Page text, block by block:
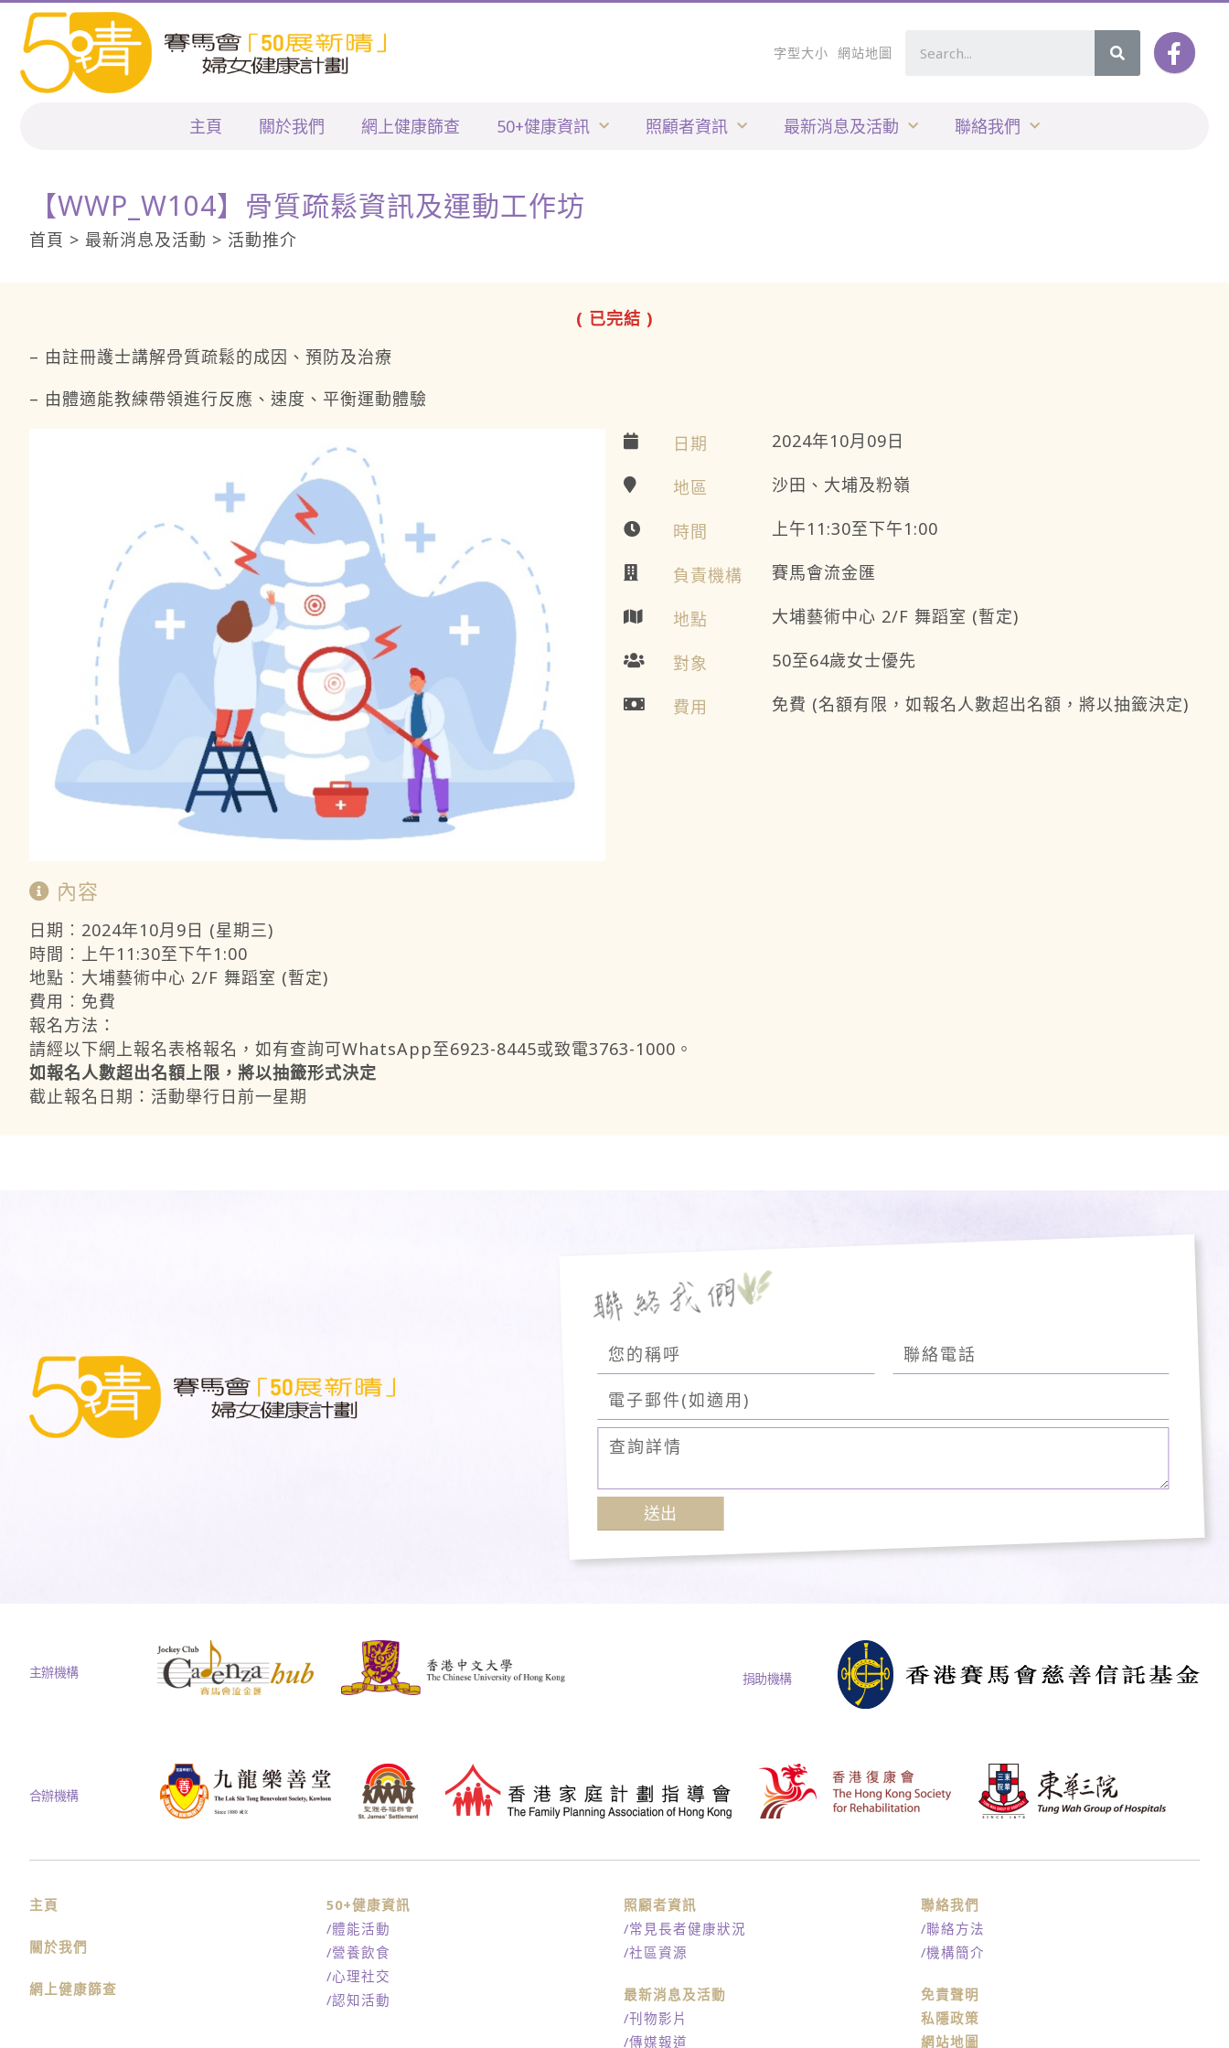
字型大小 網站地圖
主頁 關於我們 網上健康篩查 50+健康資訊 照顧者資訊 最新消息及活動 聯絡我們
【WWP_W104】骨質疏鬆資訊及運動工作坊
首頁 > 最新消息及活動 > 活動推介
( 已完結 )
– 由註冊護士講解骨質疏鬆的成因、預防及治療
– 由體適能教練帶領進行反應、速度、平衡運動體驗
日期 2024年10月09日
地區 沙田、大埔及粉嶺
時間 上午11:30至下午1:00
負責機構 賽馬會流金匯
地點 大埔藝術中心 2/F 舞蹈室 (暫定)
對象 50至64歲女士優先
費用 免費 (名額有限，如報名人數超出名額，將以抽籤決定)
內容
日期︰2024年10月9日 (星期三)
時間︰上午11:30至下午1:00
地點︰大埔藝術中心 2/F 舞蹈室 (暫定)
費用︰免費
報名方法：
請經以下網上報名表格報名，如有查詢可WhatsApp至6923-8445或致電3763-1000。
如報名人數超出名額上限，將以抽籤形式決定
截止報名日期：活動舉行日前一星期
主辦機構 捐助機構
合辦機構
主頁
關於我們
網上健康篩查
50+健康資訊
/體能活動
/營養飲食
/心理社交
/認知活動
照顧者資訊
/常見長者健康狀況
/社區資源
最新消息及活動
/刊物影片
/傳媒報道
聯絡我們
/聯絡方法
/機構簡介
免責聲明
私隱政策
網站地圖